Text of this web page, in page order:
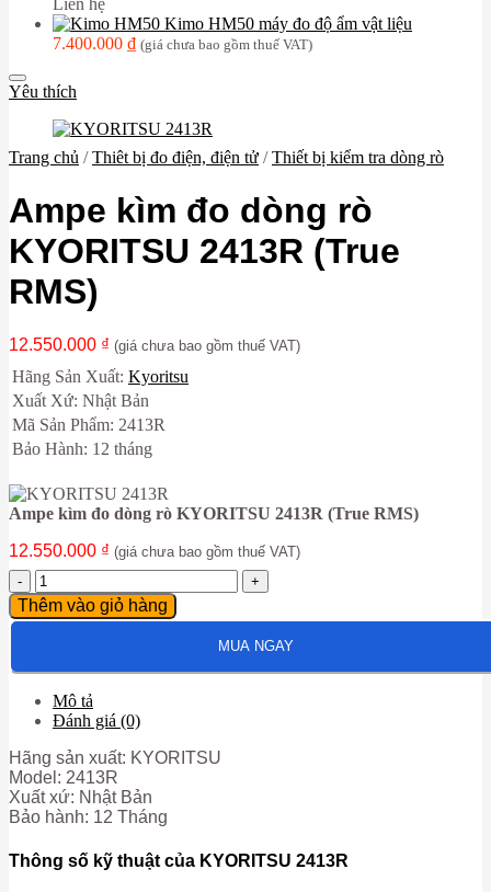
Kimo HM50 máy đo độ ẩm vật liệu
7.400.000 ₫ (giá chưa bao gồm thuế VAT)
Yêu thích
Trang chủ / Thiêt bị đo điện, điện tử / Thiết bị kiểm tra dòng rò
Ampe kìm đo dòng rò
KYORITSU 2413R (True
RMS)
12.550.000 ₫ (giá chưa bao gồm thuế VAT)
Hãng Sản Xuất: Kyoritsu
Xuất Xứ: Nhật Bản
Mã Sản Phẩm: 2413R
Bảo Hành: 12 tháng
Ampe kìm đo dòng rò KYORITSU 2413R (True RMS)
12.550.000 ₫ (giá chưa bao gồm thuế VAT)
Ampe
kìm
đo
KYORITSU
2413R
(True
số
lượng
Thêm vào giỏ hàng
MUA NGAY
Mô tả
Đánh giá (0)
Hãng sản xuất: KYORITSU
Model: 2413R
Xuất xứ: Nhật Bản
Bảo hành: 12 Tháng
Thông số kỹ thuật của KYORITSU 2413R